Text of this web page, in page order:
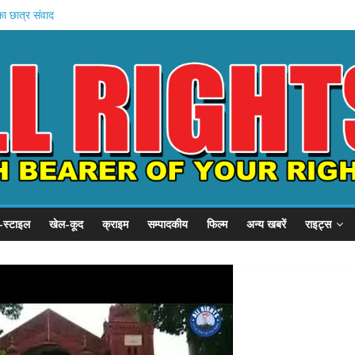
छात्र संवाद
बहन को कैद
प्रदर्शन
से गुहार
खेल-कूद क्राइम सम्पादकीय फिल्म अन्य खबरें राइट्स